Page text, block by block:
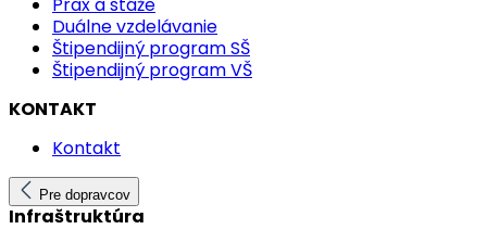
Duálne vzdelávanie
Štipendijný program SŠ
Štipendijný program VŠ
KONTAKT
Kontakt
Pre dopravcov
Infraštruktúra